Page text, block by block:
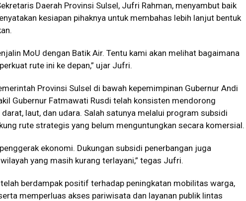
Daerah Provinsi Sulsel, Jufri Rahman, menyambut baik
kesiapan pihaknya untuk membahas lebih lanjut bentuk
MoU dengan Batik Air. Tentu kami akan melihat bagaimana
rute ini ke depan,” ujar Jufri.
Provinsi Sulsel di bawah kepemimpinan Gubernur Andi
Gubernur Fatmawati Rusdi telah konsisten mendorong
laut, dan udara. Salah satunya melalui program subsidi
rute strategis yang belum menguntungkan secara komersial.
ekonomi. Dukungan subsidi penerbangan juga
yang masih kurang terlayani,” tegas Jufri.
berdampak positif terhadap peningkatan mobilitas warga,
memperluas akses pariwisata dan layanan publik lintas